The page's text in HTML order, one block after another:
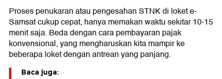
Proses penukaran atau pengesahan STNK di loket e-
Samsat cukup cepat, hanya memakan waktu sekitar 10-15
menit saja. Beda dengan cara pembayaran pajak
konvensional, yang mengharuskan kita mampir ke
beberapa loket dengan antrean yang panjang.
Baca juga: